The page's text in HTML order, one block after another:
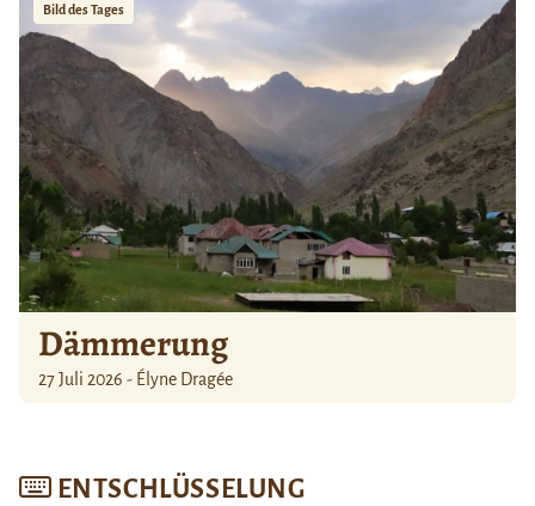
Bild des Tages
Dämmerung
27 Juli 2026 - Élyne Dragée
ENTSCHLÜSSELUNG